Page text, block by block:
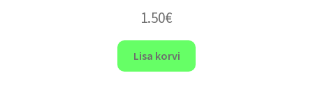
1.50€
Lisa korvi